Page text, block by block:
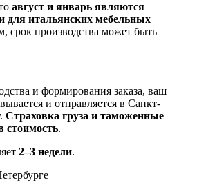
август и январь являются
для итальянских мебельных
срок производства может быть
и формирования заказа, ваш
и отправляется в Санкт-
Страховка груза и таможенные
стоимость.
2–3 недели.